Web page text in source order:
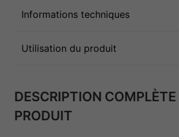
Informations techniques
Utilisation du produit
DESCRIPTION COMPLÈTE
PRODUIT